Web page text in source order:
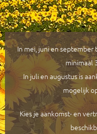
In mei, juni en
minimaal
In juli en augustus is
mogelijk
Kies je aankomst- en